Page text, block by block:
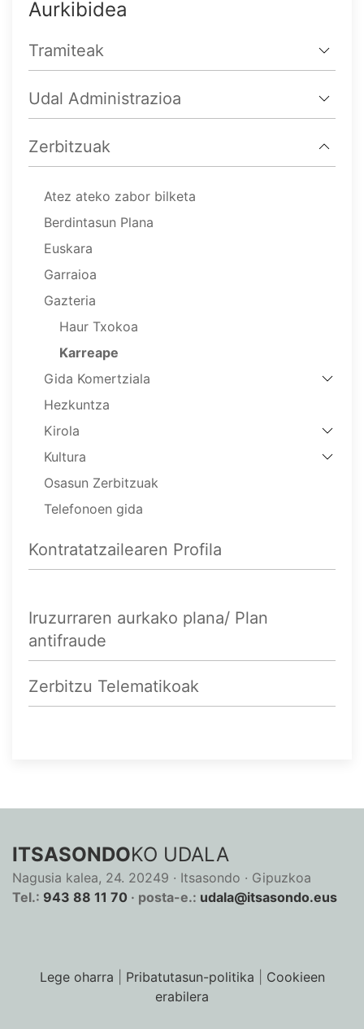
Aurkibidea
Tramiteak
Udal Administrazioa
Zerbitzuak
Atez ateko zabor bilketa
Berdintasun Plana
Euskara
Garraioa
Gazteria
Haur Txokoa
Karreape
Gida Komertziala
Hezkuntza
Kirola
Kultura
Osasun Zerbitzuak
Telefonoen gida
Kontratatzailearen Profila
Iruzurraren aurkako plana/ Plan
antifraude
Zerbitzu Telematikoak
ITSASONDOKO UDALA
Nagusia kalea, 24. 20249 · Itsasondo · Gipuzkoa
Tel.: 943 88 11 70 · posta-e.: udala@itsasondo.eus
Lege oharra Pribatutasun-politika
Cookieen
erabilera